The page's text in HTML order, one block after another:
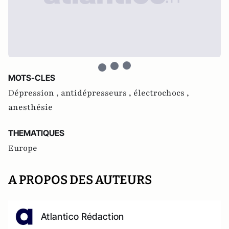
MOTS-CLES
Dépression , antidépresseurs , électrochocs ,
anesthésie
THEMATIQUES
Europe
A PROPOS DES AUTEURS
Atlantico Rédaction